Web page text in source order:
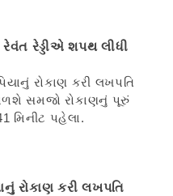
રેડ્ડીએ શપથ લીધી
રોકાણ કરી લખપતિ